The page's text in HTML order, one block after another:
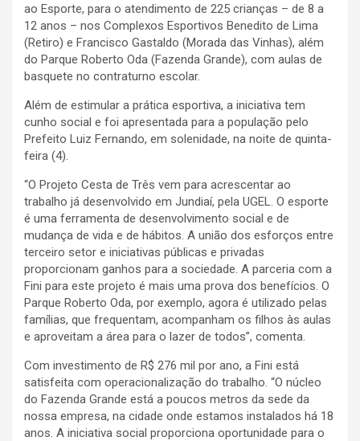
ao Esporte, para o atendimento de 225 crianças – de 8 a
12 anos – nos Complexos Esportivos Benedito de Lima
(Retiro) e Francisco Gastaldo (Morada das Vinhas), além
do Parque Roberto Oda (Fazenda Grande), com aulas de
basquete no contraturno escolar.
Além de estimular a prática esportiva, a iniciativa tem
cunho social e foi apresentada para a população pelo
Prefeito Luiz Fernando, em solenidade, na noite de quinta-
feira (4).
“O Projeto Cesta de Três vem para acrescentar ao
trabalho já desenvolvido em Jundiaí, pela UGEL. O esporte
é uma ferramenta de desenvolvimento social e de
mudança de vida e de hábitos. A união dos esforços entre
terceiro setor e iniciativas públicas e privadas
proporcionam ganhos para a sociedade. A parceria com a
Fini para este projeto é mais uma prova dos benefícios. O
Parque Roberto Oda, por exemplo, agora é utilizado pelas
famílias, que frequentam, acompanham os filhos às aulas
e aproveitam a área para o lazer de todos”, comenta.
Com investimento de R$ 276 mil por ano, a Fini está
satisfeita com operacionalização do trabalho. “O núcleo
do Fazenda Grande está a poucos metros da sede da
nossa empresa, na cidade onde estamos instalados há 18
anos. A iniciativa social proporciona oportunidade para o